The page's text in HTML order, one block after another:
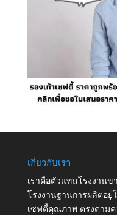
เกี่ยวกับเรา
เราคือตัวแทนโรงงานข
โรงงานฐานการผลิตอยู่
เซฟตี้คุณภาพ ตรงตาม